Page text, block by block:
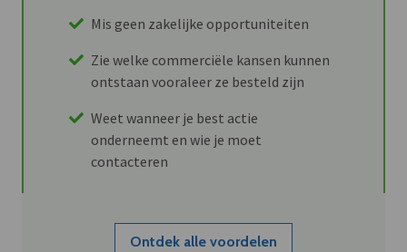
Mis geen zakelijke opportuniteiten
Zie welke commerciële kansen kunnen
ontstaan vooraleer ze besteld zijn
Weet wanneer je best actie
onderneemt en wie je moet
contacteren
Ontdek alle voordelen